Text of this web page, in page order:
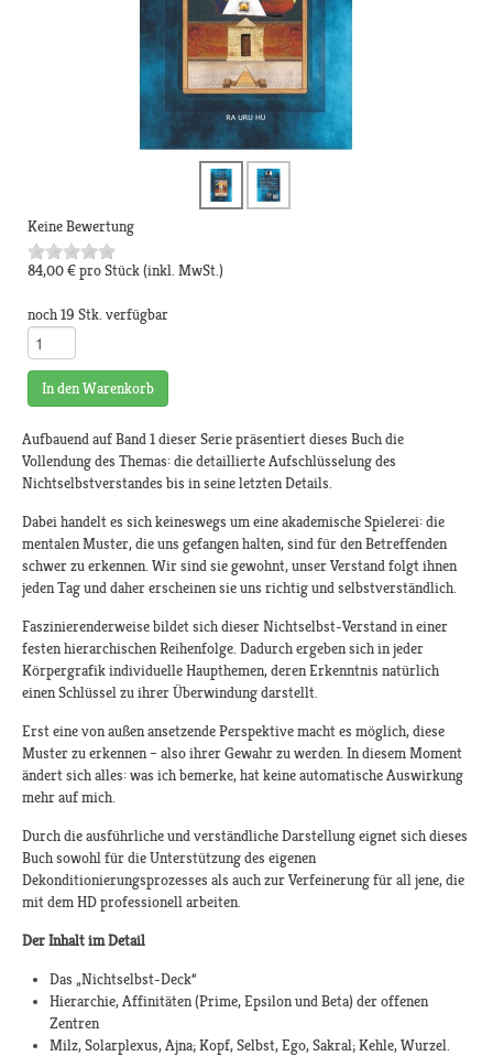
Keine Bewertung
84,00 €pro Stück(inkl. MwSt.)
noch 19 Stk. verfügbar
In den Warenkorb
Aufbauend auf Band 1 dieser Serie präsentiert dieses Buch die
Vollendung des Themas: die detaillierte Aufschlüsselung des
Nichtselbstverstandes bis in seine letzten Details.
Dabei handelt es sich keineswegs um eine akademische Spielerei: die
mentalen Muster, die uns gefangen halten, sind für den Betreffenden
schwer zu erkennen. Wir sind sie gewohnt, unser Verstand folgt ihnen
jeden Tag und daher erscheinen sie uns richtig und selbstverständlich.
Faszinierenderweise bildet sich dieser Nichtselbst-Verstand in einer
festen hierarchischen Reihenfolge. Dadurch ergeben sich in jeder
Körpergrafik individuelle Haupthemen, deren Erkenntnis natürlich
einen Schlüssel zu ihrer Überwindung darstellt.
Erst eine von außen ansetzende Perspektive macht es möglich, diese
Muster zu erkennen – also ihrer Gewahr zu werden. In diesem Moment
ändert sich alles: was ich bemerke, hat keine automatische Auswirkung
mehr auf mich.
Durch die ausführliche und verständliche Darstellung eignet sich dieses
Buch sowohl für die Unterstützung des eigenen
Dekonditionierungsprozesses als auch zur Verfeinerung für all jene, die
mit dem HD professionell arbeiten.
Der Inhalt im Detail
Das „Nichtselbst-Deck“
Hierarchie, Affinitäten (Prime, Epsilon und Beta) der offenen
Zentren
Milz, Solarplexus, Ajna; Kopf, Selbst, Ego, Sakral; Kehle, Wurzel.